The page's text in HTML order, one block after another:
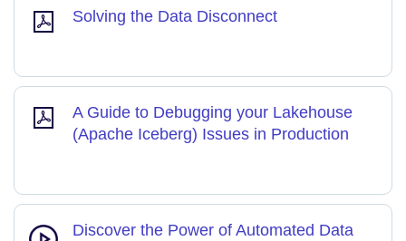
Solving the Data Disconnect
A Guide to Debugging your Lakehouse
(Apache Iceberg) Issues in Production
Discover the Power of Automated Data